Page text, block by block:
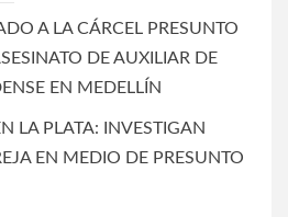
A LA CÁRCEL PRESUNTO
DE AUXILIAR DE
EN MEDELLÍN
LA PLATA: INVESTIGAN
EN MEDIO DE PRESUNTO